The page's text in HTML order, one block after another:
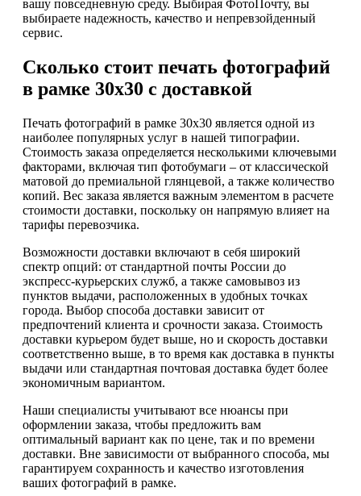
вашу повседневную среду. Выбирая ФотоПочту, вы
выбираете надежность, качество и непревзойденный
сервис.
Сколько стоит печать фотографий
в рамке 30х30 с доставкой
Печать фотографий в рамке 30х30 является одной из
наиболее популярных услуг в нашей типографии.
Стоимость заказа определяется несколькими ключевыми
факторами, включая тип фотобумаги – от классической
матовой до премиальной глянцевой, а также количество
копий. Вес заказа является важным элементом в расчете
стоимости доставки, поскольку он напрямую влияет на
тарифы перевозчика.
Возможности доставки включают в себя широкий
спектр опций: от стандартной почты России до
экспресс-курьерских служб, а также самовывоз из
пунктов выдачи, расположенных в удобных точках
города. Выбор способа доставки зависит от
предпочтений клиента и срочности заказа. Стоимость
доставки курьером будет выше, но и скорость доставки
соответственно выше, в то время как доставка в пункты
выдачи или стандартная почтовая доставка будет более
экономичным вариантом.
Наши специалисты учитывают все нюансы при
оформлении заказа, чтобы предложить вам
оптимальный вариант как по цене, так и по времени
доставки. Вне зависимости от выбранного способа, мы
гарантируем сохранность и качество изготовления
ваших фотографий в рамке.